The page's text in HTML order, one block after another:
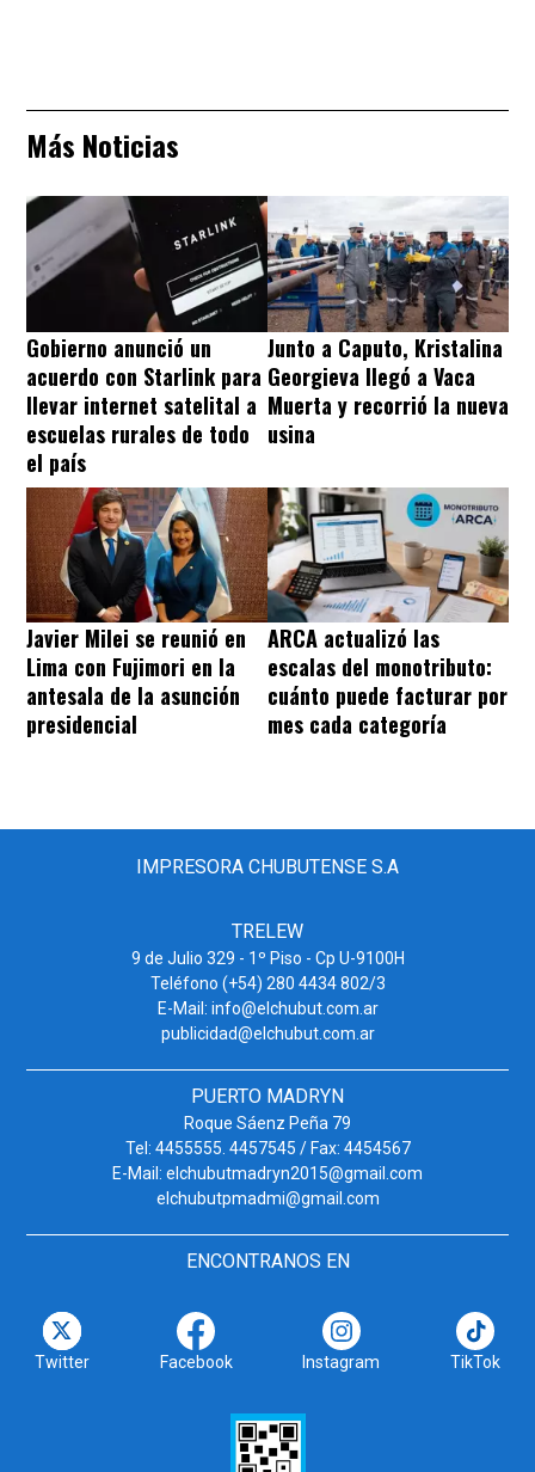
Más Noticias
Gobierno anunció un
acuerdo con Starlink para
llevar internet satelital a
escuelas rurales de todo
el país
Junto a Caputo, Kristalina
Georgieva llegó a Vaca
Muerta y recorrió la nueva
usina
Javier Milei se reunió en
Lima con Fujimori en la
antesala de la asunción
presidencial
ARCA actualizó las
escalas del monotributo:
cuánto puede facturar por
mes cada categoría
IMPRESORA CHUBUTENSE S.A
TRELEW
9 de Julio 329 - 1º Piso - Cp U-9100H
Teléfono (+54) 280 4434 802/3
E-Mail: info@elchubut.com.ar
publicidad@elchubut.com.ar
PUERTO MADRYN
Roque Sáenz Peña 79
Tel: 4455555. 4457545 / Fax: 4454567
E-Mail: elchubutmadryn2015@gmail.com
elchubutpmadmi@gmail.com
ENCONTRANOS EN
Twitter Facebook Instagram TikTok